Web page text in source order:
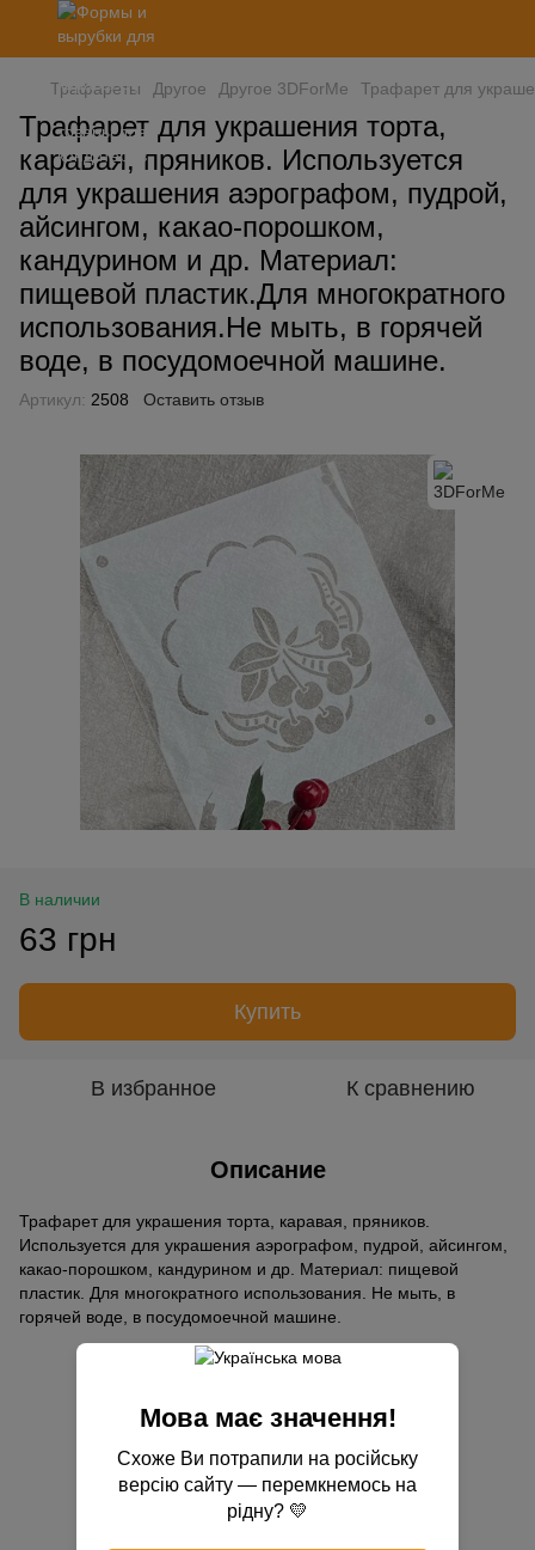
Трафареты Другое Другое 3DForMe Трафарет для
Трафарет для украшения торта,
каравая, пряников. Используется
для украшения аэрографом, пудрой,
айсингом, какао-порошком,
кандурином и др. Материал:
пищевой пластик.Для многократного
использования.Не мыть, в горячей
воде, в посудомоечной машине.
Артикул: 2508 Оставить отзыв
В наличии
63 грн
Купить
В избранное К сравнению
Описание
Трафарет для украшения торта, каравая, пряников.
Используется для украшения аэрографом, пудрой, айсингом,
какао-порошком, кандурином и др. Материал: пищевой
пластик. Для многократного использования. Не мыть, в
горячей воде, в посудомоечной машине.
Мова має значення!
Схоже Ви потрапили на російську
версію сайту — перемкнемось на
рідну? 💛